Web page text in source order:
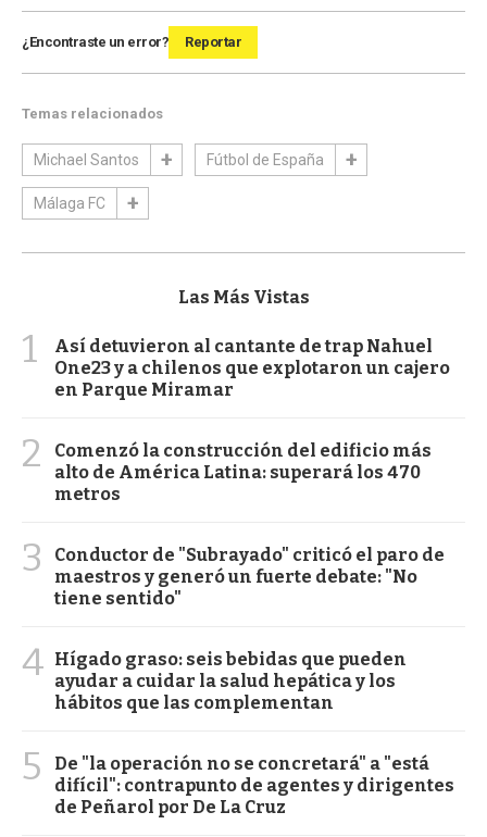
¿Encontraste un error? Reportar
Temas relacionados
Michael Santos Fútbol de España
Málaga FC
Las Más Vistas
1
Así detuvieron al cantante de trap Nahuel
One23 y a chilenos que explotaron un cajero
en Parque Miramar
2
Comenzó la construcción del edificio más
alto de América Latina: superará los 470
metros
3
Conductor de "Subrayado" criticó el paro de
maestros y generó un fuerte debate: "No
tiene sentido"
4 Hígado graso: seis bebidas que pueden
ayudar a cuidar la salud hepática y los
hábitos que las complementan
5
De "la operación no se concretará" a "está
difícil": contrapunto de agentes y dirigentes
de Peñarol por De La Cruz